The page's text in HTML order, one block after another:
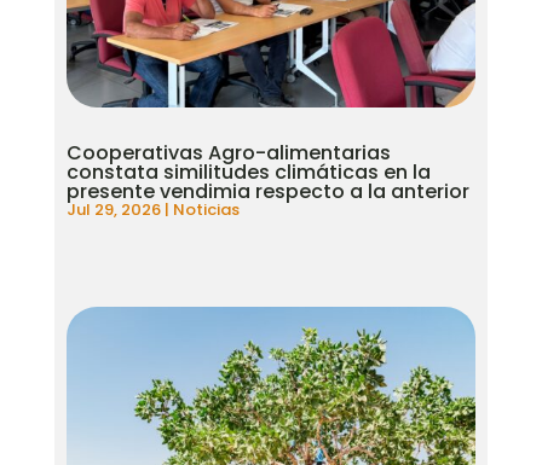
Cooperativas Agro-alimentarias
constata similitudes climáticas en la
presente vendimia respecto a la anterior
Jul 29, 2026| Noticias